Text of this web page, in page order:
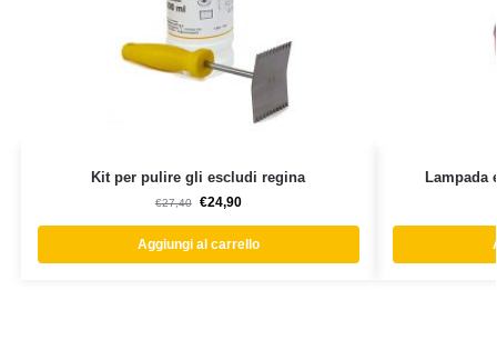
Kit per pulire gli escludi regina
€27,40 €24,90
Aggiungi al carrello
Lampada